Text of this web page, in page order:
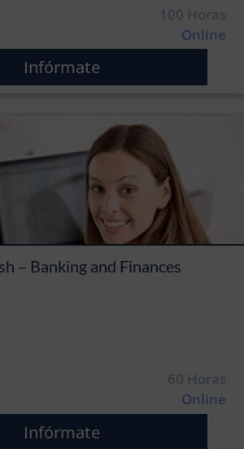
100 Horas
Online
Infórmate
– Banking and Finances
60 Horas
Online
Infórmate